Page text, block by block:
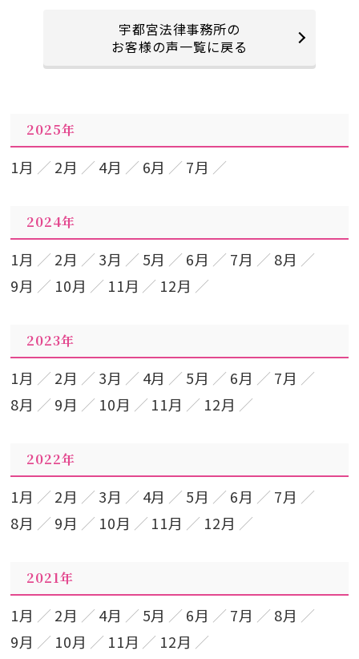
宇都宮法律事務所の
お客様の声一覧に戻る
2025年
1月 2月 4月 6月 7月
2024年
1月 2月 3月 5月 6月 7月
8月
9月
10月 11月 12月
2023年
1月 2月 3月 4月 5月 6月
7月
8月
9月 10月 11月 12月
2022年
1月 2月 3月 4月 5月 6月
7月
8月
9月 10月 11月 12月
2021年
1月 2月 4月 5月 6月 7月
8月
9月
10月 11月 12月